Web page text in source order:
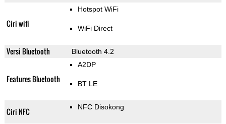
Ciri wifi
Hotspot WiFi
WiFi Direct
Versi Bluetooth Bluetooth 4.2
Features Bluetooth
A2DP
BT LE
Ciri NFC NFC Disokong